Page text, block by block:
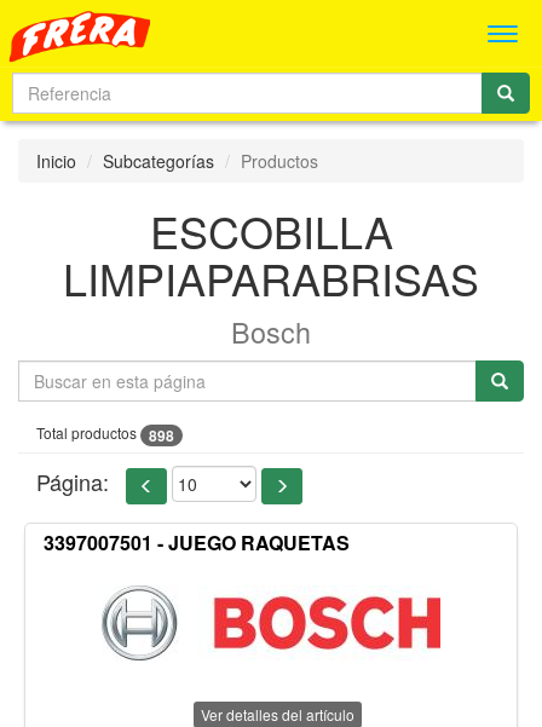
Inicio Subcategorías Productos
ESCOBILLA
LIMPIAPARABRISAS
Bosch
Total productos 898
Página:
3397007501 - JUEGO RAQUETAS
Ver detalles del artículo